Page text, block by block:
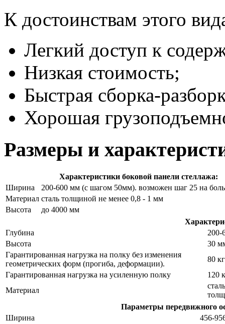
К достоинствам этого
Легкий доступ к
Низкая стоимость;
Быстрая сборка-
Хорошая
Размеры и
Характеристики боковой панели стеллажа:
Ширина
200-600 мм (с шагом 50мм). возможен шаг 25 на
Материал сталь толщиной не менее 0,8 - 1 мм
Высота
до 4000 мм
Глубина
200-
Высота
30
Гарантированная нагрузка на полку без изменения
геометрических форм (прогиба, деформации).
80 кг
Гарантированная нагрузка на усиленную полку
120
Материал
Параметры передвижного
Ширина
456-